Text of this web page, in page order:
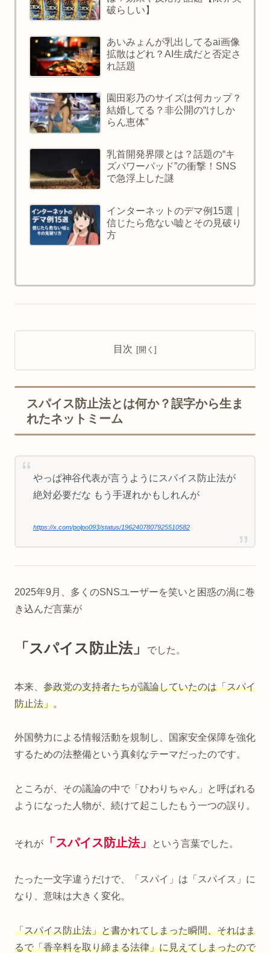
破らしい】
あいみょんが乳出してるai画像
拡散はどれ？AI生成だと否定さ
れ話題
園田彩乃のサイズは何カップ？
結婚してる？非公開の“けしか
らん恵体”
乳首開発界隈とは？話題の“キ
ズパワーパッド”の衝撃！SNS
で急浮上した謎
インターネットのデマ例15選｜
信じたら危ない嘘とその見破り
方
目次
スパイス防止法とは何か？誤字から生ま
れたネットミーム
やっぱ神谷代表が言うようにスパイス防止法が
絶対必要だな もう手遅れかもしれんが
https://x.com/polpo093/status/1962407807925510582
2025年9月、多くのSNSユーザーを笑いと困惑の渦に巻
き込んだ言葉が
「スパイス防止法」 でした。
本来、 参政党の支持者たちが議論していたのは「スパイ
防止法」。
外国勢力による情報活動を規制し、国家安全保障を強化
するための法整備という真剣なテーマだったのです。
ところが、その議論の中で「ひわりちゃん」と呼ばれる
ようになった人物が、続けて起こしたもう一つの誤り。
それが 「スパイス防止法」 という言葉でした。
たった一文字違うだけで、「スパイ」は「スパイス」に
なり、意味は大きく変化。
「スパイス防止法」と書かれてしまった瞬間、それはま
るで「香辛料を取り締まる法律」に見えてしまったので